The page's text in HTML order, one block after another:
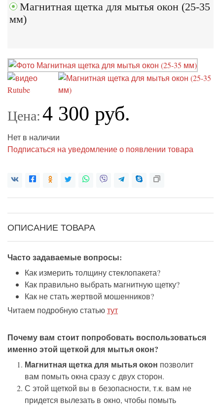
Магнитная щетка для мытья окон (25-35
мм)
Цена:4 300 руб.
Нет в наличии
Подписаться на уведомление о появлении товара
ОПИСАНИЕ ТОВАРА
Часто задаваемые вопросы:
Как измерить толщину стеклопакета?
Как правильно выбрать магнитную щетку?
Как не стать жертвой мошенников?
Читаем подробную статьютут
Почему вам стоит попробовать воспользоваться
именно этой щеткой для мытья окон?
Магнитная щетка для мытья окон позволит
вам помыть окна сразу с двух сторон.
С этой щеткой вы в безопасности, т.к. вам не
придется вылезать в окно, чтобы помыть